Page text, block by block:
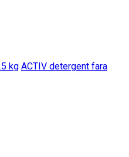
ACTIV detergent fara